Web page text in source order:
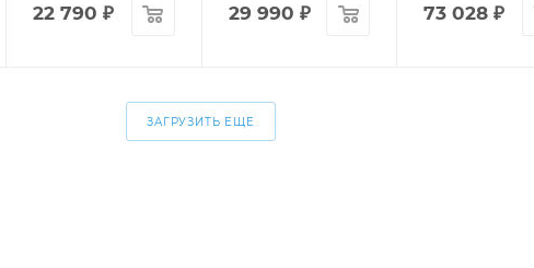
22 790 ₽ 29 990 ₽ 73 028 ₽
ЗАГРУЗИТЬ ЕЩЕ